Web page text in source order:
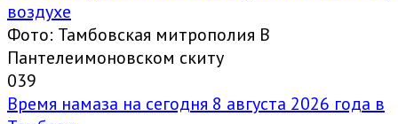
воздухе
Фото: Тамбовская митрополия В
Пантелеимоновском скиту
039
Время намаза на сегодня 8 августа 2026 года в